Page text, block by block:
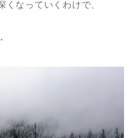
なっていくわけで、